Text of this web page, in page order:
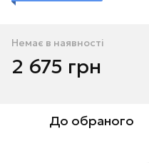
Немає в наявності
2 675 грн
До обраного